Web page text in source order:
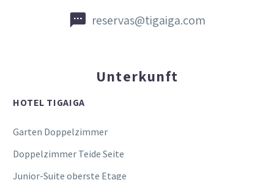

 reservas@tigaiga.com
Unterkunft
HOTEL TIGAIGA
Garten Doppelzimmer
Doppelzimmer Teide Seite
Junior-Suite oberste Etage